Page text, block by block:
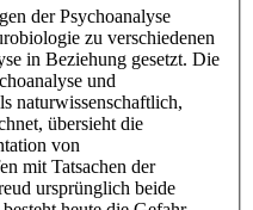
der Psychoanalyse
zu verschiedenen
in Beziehung gesetzt. Die
und
naturwissenschaftlich,
übersieht die
von
mit Tatsachen der
ursprünglich beide